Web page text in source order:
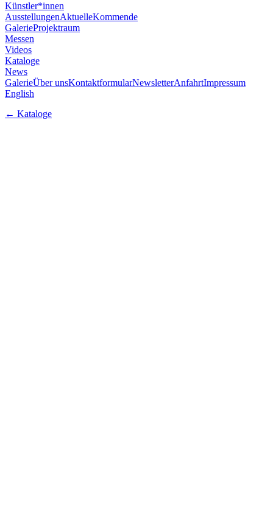
Künstler*innen
AusstellungenAktuelleKommende
GalerieProjektraum
Messen
Videos
Kataloge
News
GalerieÜber unsKontaktformularNewsletterAnfahrtImpressum
English
← Kataloge